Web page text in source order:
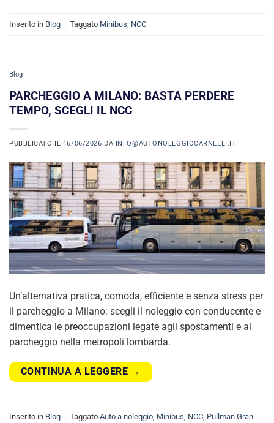
Inserito in Blog | Taggato Minibus NCC
Blog
PARCHEGGIO A MILANO: BASTA PERDERE
TEMPO, SCEGLI IL NCC
PUBBLICATO IL 16/06/2026 DA INFO@AUTONOLEGGIOCARNELLI.IT
Un’alternativa pratica, comoda, efficiente e senza stress per
il parcheggio a Milano: scegli il noleggio con conducente e
dimentica le preoccupazioni legate agli spostamenti e al
parcheggio nella metropoli lombarda.
CONTINUA A LEGGERE →
Inserito in Blog | Taggato Auto a noleggio Minibus NCC Pullman Gran